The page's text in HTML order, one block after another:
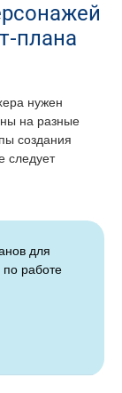
плана
нужен
на разные
создания
следует
для
работе